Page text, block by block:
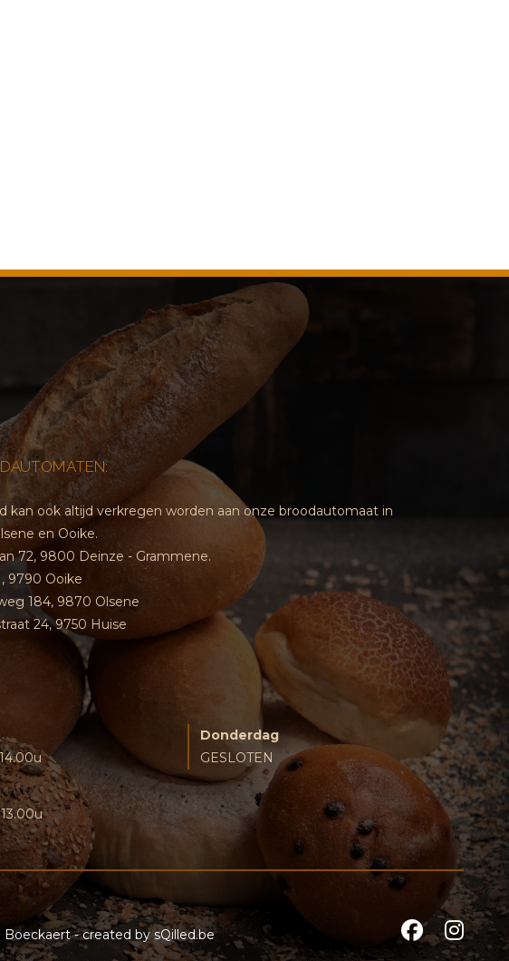
kan ook altijd verkregen worden aan onze broodautomaat in
en Ooike.
72, 9800 Deinze - Grammene.
9790 Ooike
184, 9870 Olsene
24, 9750 Huise
Donderdag
GESLOTEN
- created bysQilled.be